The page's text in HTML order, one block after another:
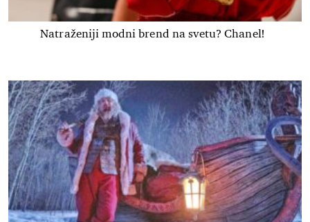
Natraženiji modni brend na svetu? Chanel!